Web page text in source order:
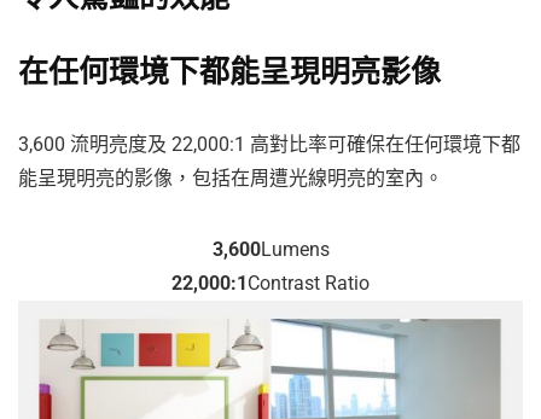
在任何環境下都能呈現明亮影像
3,600 流明亮度及 22,000:1 高對比率可確保在任何環境下都
能呈現明亮的影像，包括在周遭光線明亮的室內。
3,600Lumens
22,000:1Contrast Ratio